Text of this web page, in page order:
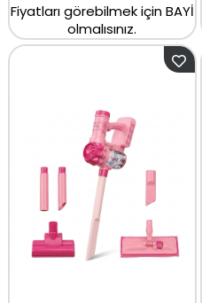
Fiyatları görebilmek için BAYİ
olmalısınız.